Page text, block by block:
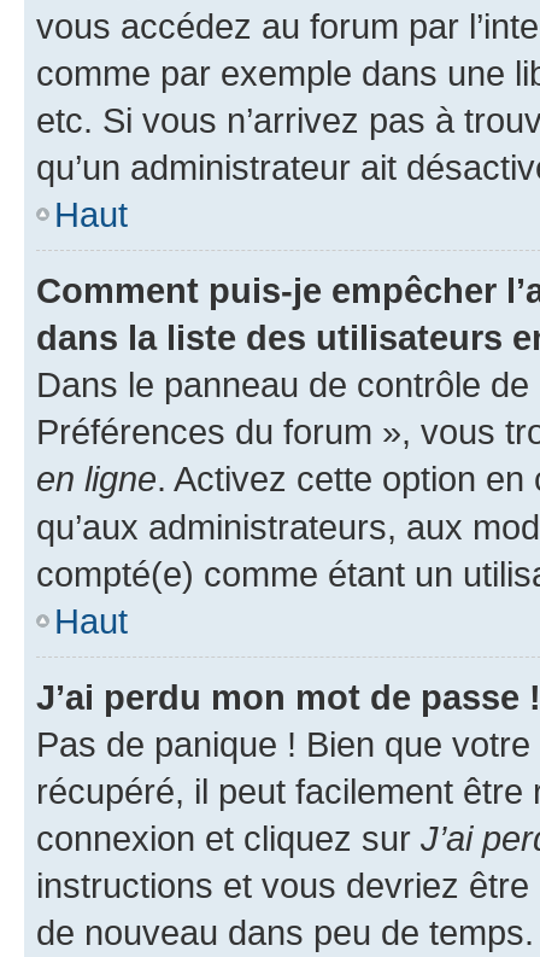
vous accédez au forum par
comme par exemple dans une
etc. Si vous n’arrivez pas à
qu’un administrateur ait
Haut
Comment puis-je empêcher
dans la liste des utilisateurs
Dans le panneau de contrôle
Préférences du forum », vous
en ligne. Activez cette option
qu’aux administrateurs, aux
compté(e) comme étant un
Haut
J’ai perdu mon mot de passe !
Pas de panique ! Bien que
récupéré, il peut facilement
connexion et cliquez sur J’ai
instructions et vous devriez
de nouveau dans peu de temps.